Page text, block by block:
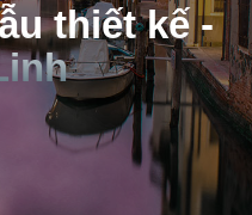
thiết kế -